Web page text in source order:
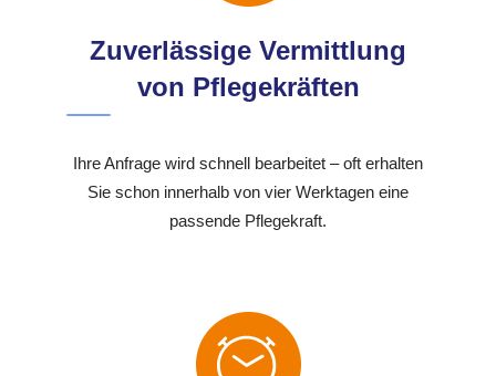
Zuverlässige Vermittlung
von Pflegekräften
Ihre Anfrage wird schnell bearbeitet – oft erhalten
Sie schon innerhalb von vier Werktagen eine
passende Pflegekraft.